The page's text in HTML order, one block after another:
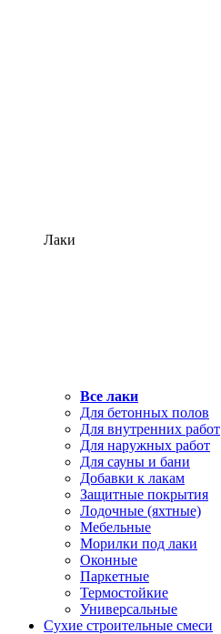
Лаки
Все лаки
Для бетонных полов
Для внутренних работ
Для наружных работ
Для сауны и бани
Добавки к лакам
Защитные покрытия
Лодочные (яхтные)
Мебельные
Морилки под лаки
Оконные
Паркетные
Термостойкие
Универсальные
Сухие строительные смеси